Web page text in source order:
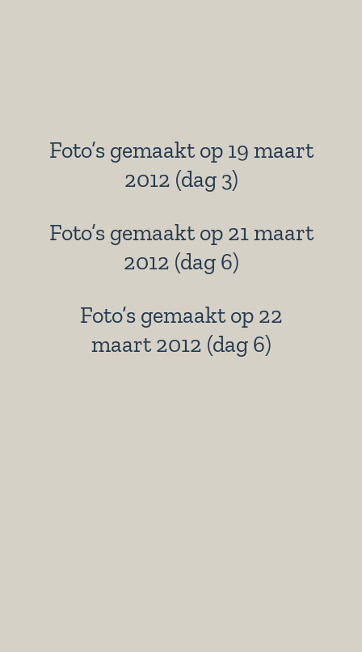
Foto’s gemaakt op 19 maart
2012 (dag 3)
Foto’s gemaakt op 21 maart
2012 (dag 6)
Foto’s gemaakt op 22
maart 2012 (dag 6)